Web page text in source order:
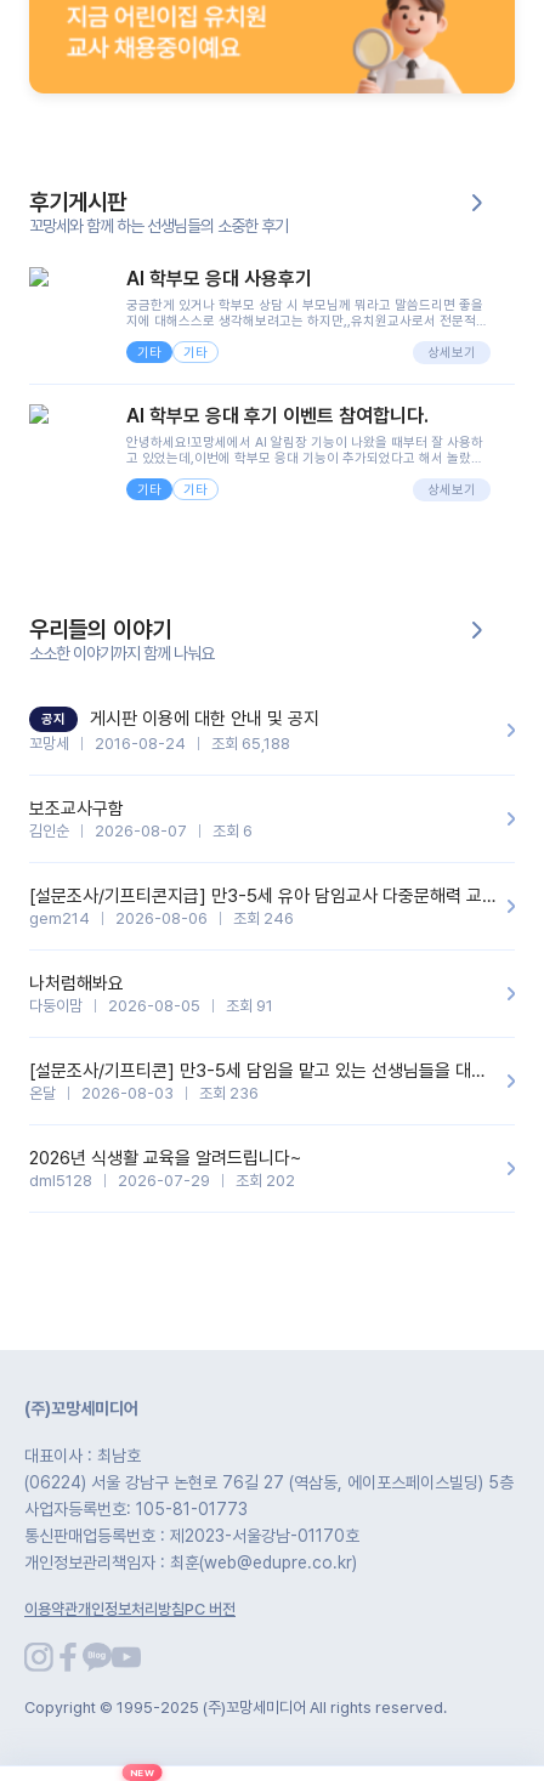
후기게시판
꼬망세와 함께 하는 선생님들의 소중한 후기
AI 학부모 응대 사용후기
궁금한게 있거나 학부모 상담 시 부모님께 뭐라고 말씀드리면 좋을
지에 대해스스로 생각해보려고는 하지만,,유치원교사로서 전문적인
려니 어려울때가...^^(저만 그런거 아니죠 ㅜㅜ)꼬망봇의 장점은 지
피티나 제미나이는 몇세이고 여자인지 남자인지 등그래도 좀 기본
정보를 제공하면서 물어봐야할 때가 있어그때마다 정보를 입력하는
으셔서 고민이 됐는데ai 학부모 응대를 써볼 수 있어서 좋았어요!앞
면..)그리고 제가 신입 때 이게 있었더라면 ㅜㅜㅜㅜ?응대 팁이 정말
좋은거 같아요지금은 그래도 아이들이 잘 이해 되지만초임 때는 정
말 어려워서 항상다른 선생님들께 도움을 요청했었거든요..ㅠ*일지
쓸 때도 좀 도움이 되는 거 같아요!
기타 기타 상세보기
AI 학부모 응대 후기 이벤트 참여합니다.
안녕하세요!꼬망세에서 AI 알림장 기능이 나왔을 때부터 잘 사용하
고 있었는데,이번에 학부모 응대 기능이 추가되었다고 해서 놀랐습
님 응대에 더 많은 부담을 느끼고 있습니다 ㅠㅠ이번에 제가 원에서
겪은 일과 학부모님께 전달드렸던 내용을 함께 보시고,저와 비슷한
을 많이 하는데,꼬망봇 덕분에 고민하는 시간을 줄이고 학부모님을
안심시킬 수 있었습니다.이 부분은 꼬망봇이 추가로 알려준 응대 tip
입니다.학부모님께 전화를 드리기 전에, 내용을 숙지하여 좀 더 전문
성 있는 교사가 되어 대화를 나눌 수 있었습니다.꼬망세 AI학부모 응
기능을 개발해 주셔서 감사합니다.
기타 기타 상세보기
우리들의 이야기
소소한 이야기까지 함께 나눠요
공지 게시판 이용에 대한 안내 및 공지
꼬망세 2016-08-24 조회 65,188
보조교사구함
김인순 2026-08-07 조회 6
[설문조사/기프티콘지급] 만3-5세 유아 담임교사 다중문해력 교육 증진을 위한 설문조사
gem214 2026-08-06 조회 246
나처럼해봐요
다둥이맘 2026-08-05 조회 91
[설문조사/기프티콘] 만3-5세 담임을 맡고 있는 선생님들을 대상으로 설문조사를 합니다!
온달 2026-08-03 조회 236
2026년 식생활 교육을 알려드립니다~
dml5128 2026-07-29 조회 202
(주)꼬망세미디어
대표이사 : 최남호
(06224) 서울 강남구 논현로 76길 27 (역삼동, 에이포스페이스빌딩) 5층
사업자등록번호: 105-81-01773
통신판매업등록번호 : 제2023-서울강남-01170호
개인정보관리책임자 : 최훈(web@edupre.co.kr)
이용약관개인정보처리방침PC 버전
Copyright © 1995-2025 (주)꼬망세미디어 All rights reserved.
NEW